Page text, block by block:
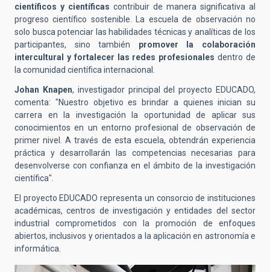
científicos y científicas contribuir de manera significativa al
progreso científico sostenible. La escuela de observación no
solo busca potenciar las habilidades técnicas y analíticas de los
participantes, sino también promover la colaboración
intercultural y fortalecer las redes profesionales dentro de
la comunidad científica internacional.
Johan Knapen, investigador principal del proyecto EDUCADO,
comenta: "Nuestro objetivo es brindar a quienes inician su
carrera en la investigación la oportunidad de aplicar sus
conocimientos en un entorno profesional de observación de
primer nivel. A través de esta escuela, obtendrán experiencia
práctica y desarrollarán las competencias necesarias para
desenvolverse con confianza en el ámbito de la investigación
científica".
El proyecto EDUCADO representa un consorcio de instituciones
académicas, centros de investigación y entidades del sector
industrial comprometidos con la promoción de enfoques
abiertos, inclusivos y orientados a la aplicación en astronomía e
informática.